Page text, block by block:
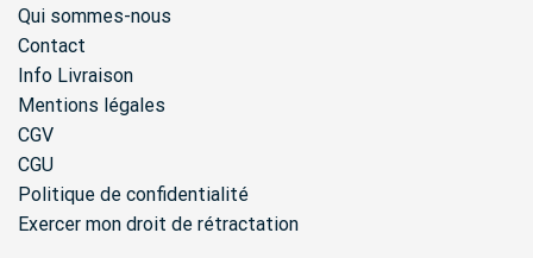
Qui sommes-nous
Contact
Info Livraison
Mentions légales
CGV
CGU
Politique de confidentialité
Exercer mon droit de rétractation